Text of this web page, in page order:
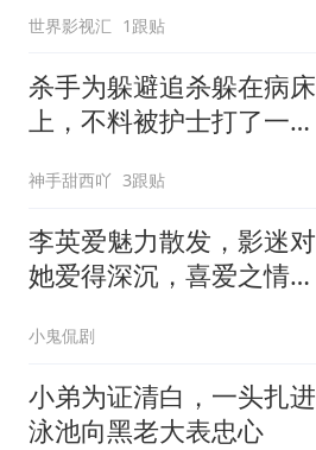
世界影视汇 1跟贴
杀手为躲避追杀躲在病床
上，不料被护士打了一针
神手甜西吖 3跟贴
李英爱魅力散发，影迷对
她爱得深沉，喜爱之情难
小鬼侃剧
小弟为证清白，一头扎进
泳池向黑老大表忠心